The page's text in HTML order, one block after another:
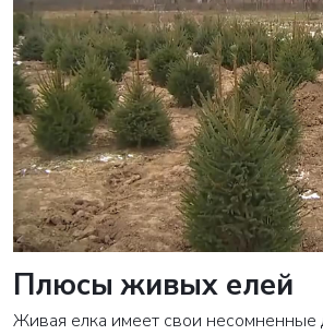
Плюсы живых елей
Живая елка имеет свои несомненные